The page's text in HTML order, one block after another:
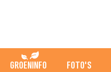
GROENINFO FOTO'S